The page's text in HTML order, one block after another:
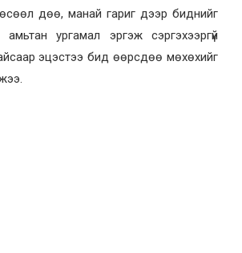
дөө, манай гариг дээр биднийг
амьтан ургамал эргэж сэргэхээргүй
эцэстээ бид өөрсдөө мөхөхийг